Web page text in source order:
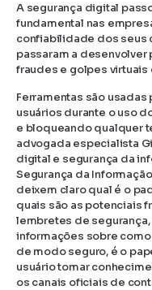
A segurança digital
fundamental nas
confiabilidade dos seus
passaram a
fraudes e golpes virtuais
Ferramentas são
usuários durante o uso
e bloqueando qualquer
advogada especialista
digital e segurança da
Segurança da
deixem claro qual é o
quais são as potenciais
lembretes de
informações sobre
de modo seguro, é o
usuário tomar
os canais oficiais de